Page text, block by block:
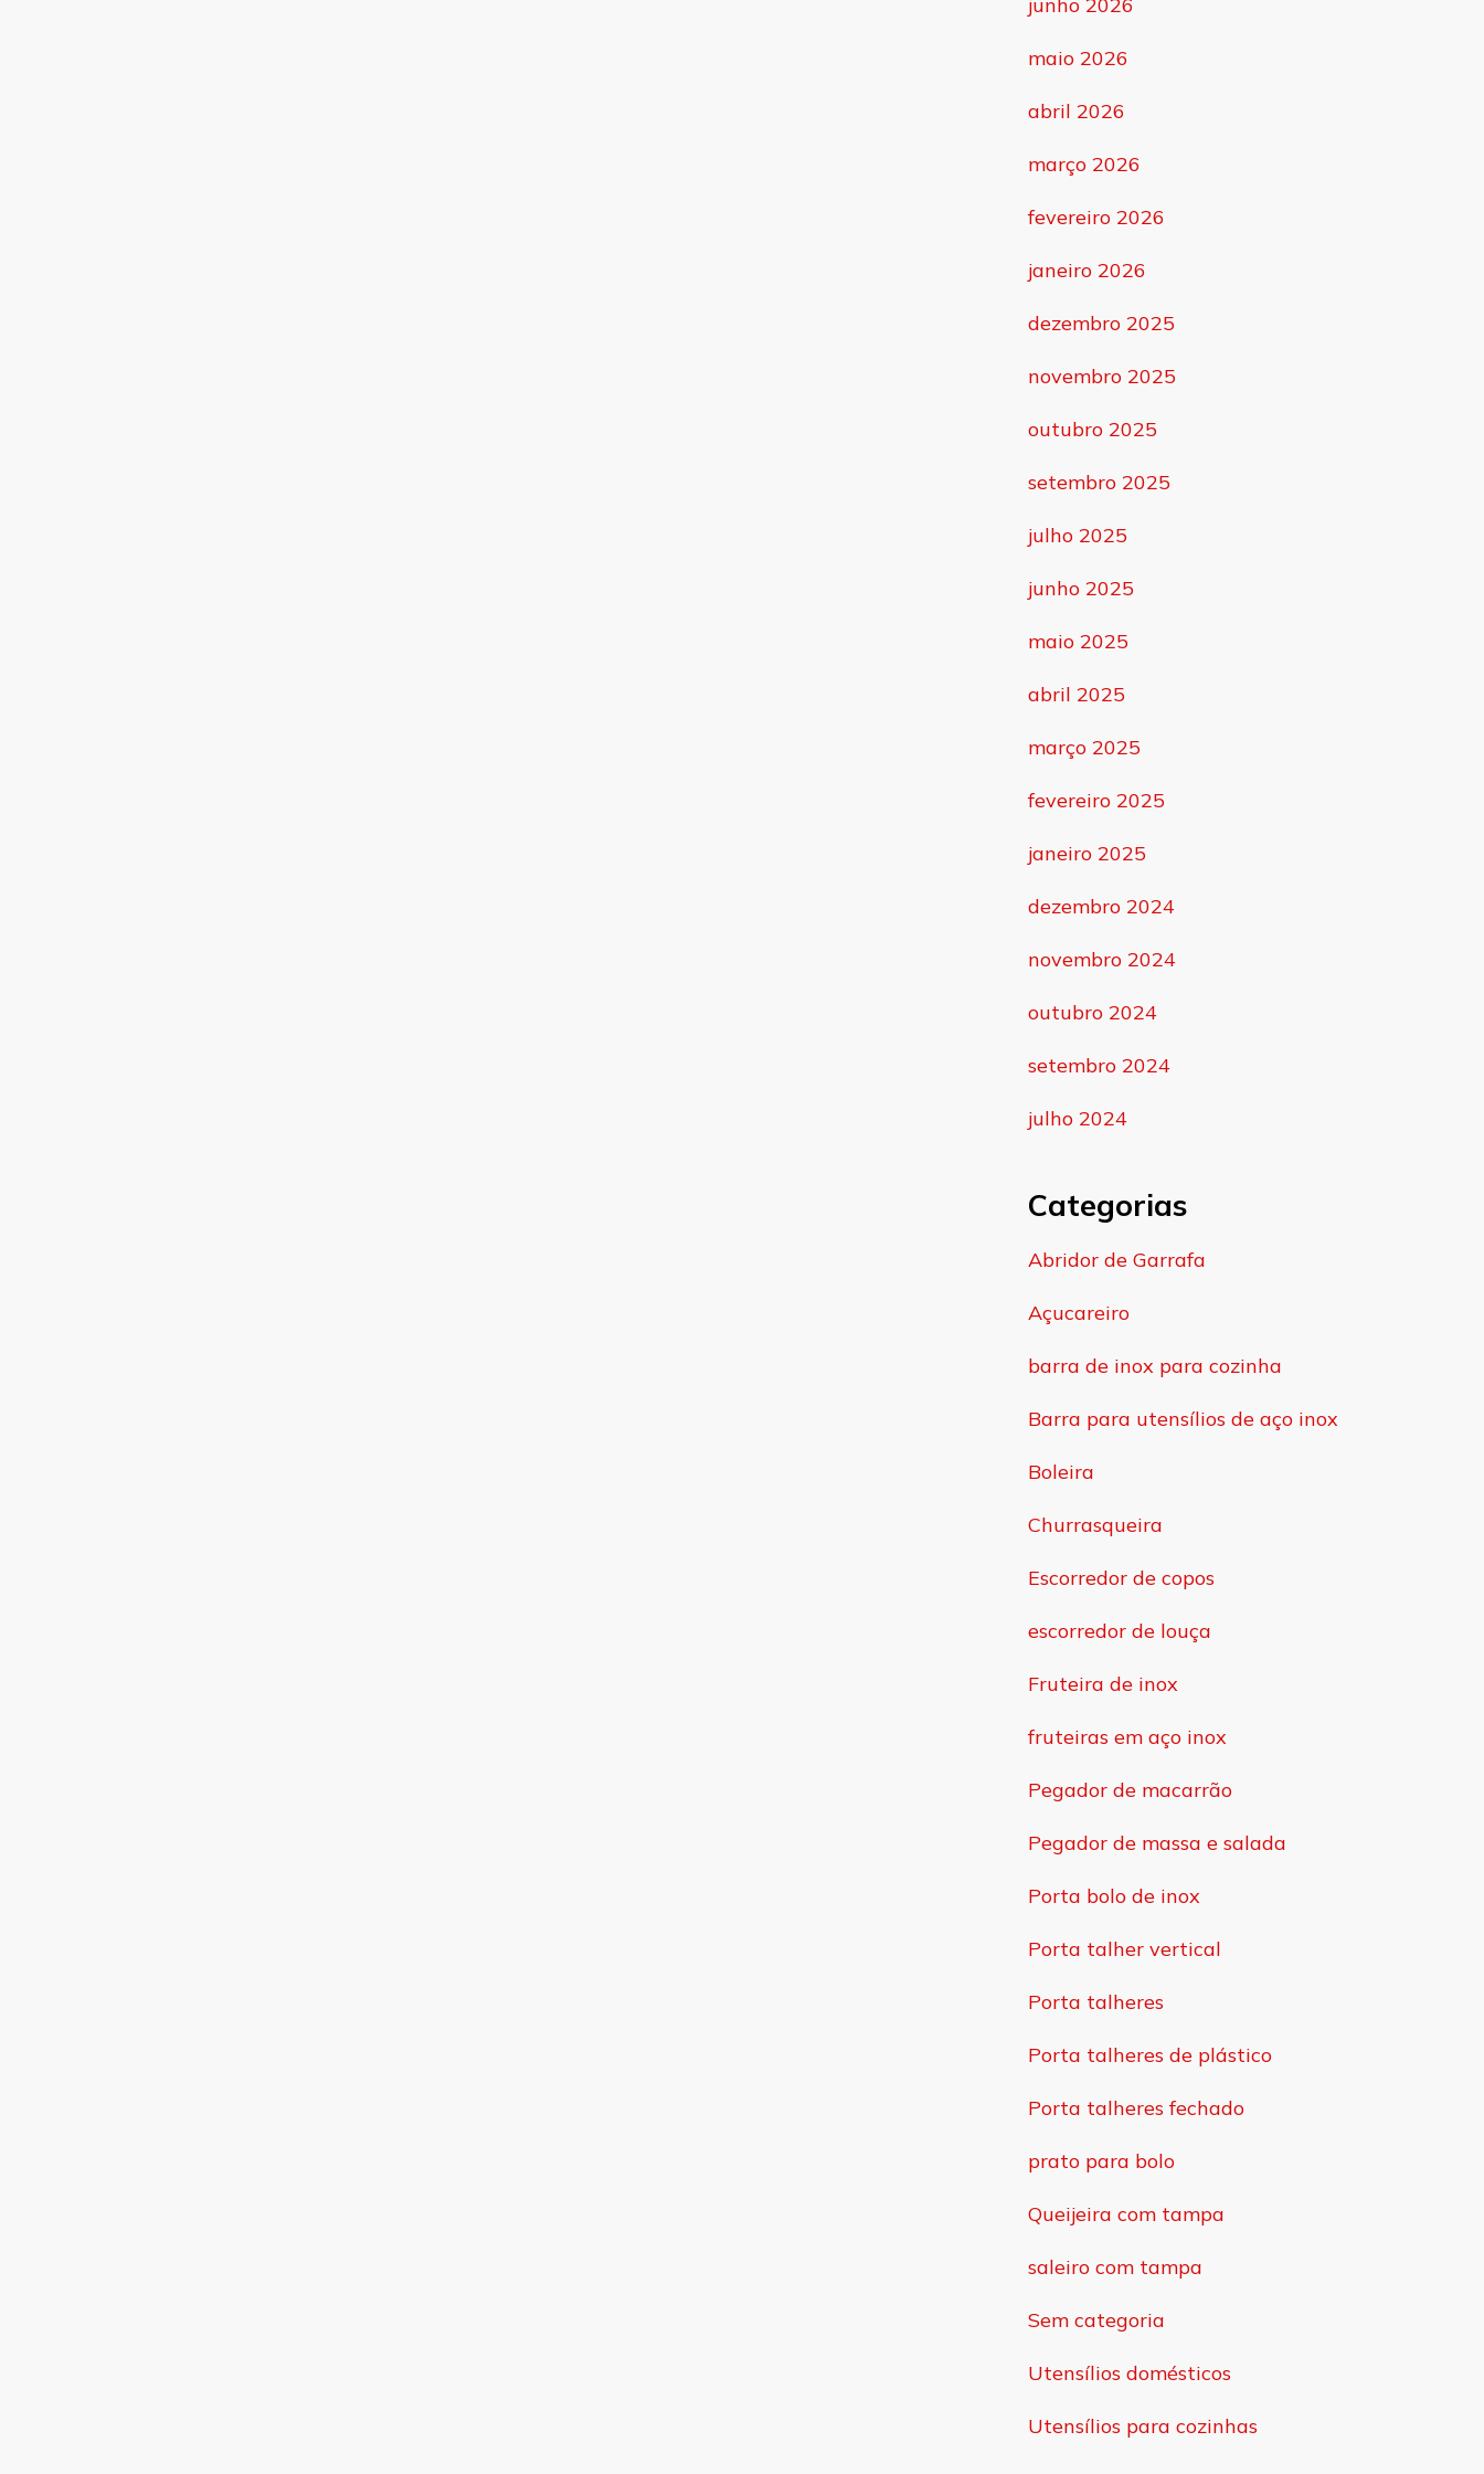
maio 2026
abril 2026
março 2026
fevereiro 2026
janeiro 2026
dezembro 2025
novembro 2025
outubro 2025
setembro 2025
julho 2025
junho 2025
maio 2025
abril 2025
março 2025
fevereiro 2025
janeiro 2025
dezembro 2024
novembro 2024
outubro 2024
setembro 2024
julho 2024
Categorias
Abridor de Garrafa
Açucareiro
barra de inox para cozinha
Barra para utensílios de aço inox
Boleira
Churrasqueira
Escorredor de copos
escorredor de louça
Fruteira de inox
fruteiras em aço inox
Pegador de macarrão
Pegador de massa e salada
Porta bolo de inox
Porta talher vertical
Porta talheres
Porta talheres de plástico
Porta talheres fechado
prato para bolo
Queijeira com tampa
saleiro com tampa
Sem categoria
Utensílios domésticos
Utensílios para cozinhas